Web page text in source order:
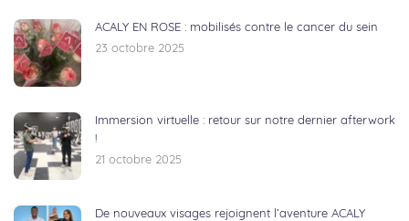
ACALY EN ROSE : mobilisés contre le cancer du sein
23 octobre 2025
Immersion virtuelle : retour sur notre dernier afterwork
!
21 octobre 2025
De nouveaux visages rejoignent l’aventure ACALY